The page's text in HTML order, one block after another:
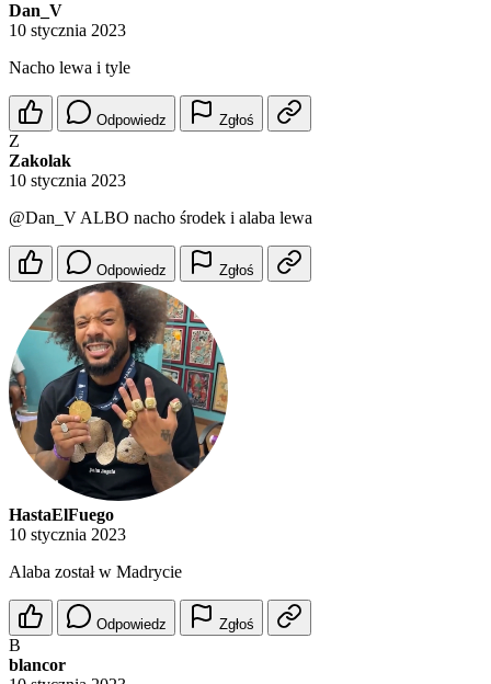
Dan_V
10 stycznia 2023
Nacho lewa i tyle
Odpowiedz Zgłoś
Z
Zakolak
10 stycznia 2023
@Dan_V ALBO nacho środek i alaba lewa
Odpowiedz Zgłoś
HastaElFuego
10 stycznia 2023
Alaba został w Madrycie
Odpowiedz Zgłoś
B
blancor